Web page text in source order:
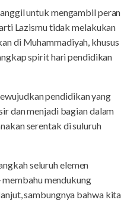
untuk mengambil peran
Lazismu tidak melakukan
di Muhammadiyah, khusus
spirit hari pendidikan
pendidikan yang
dan menjadi bagian dalam
serentak di suluruh
seluruh elemen
mendukung
sambungnya bahwa kita